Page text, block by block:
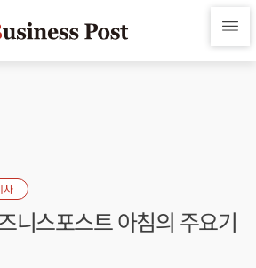
사
니스포스트 아침의 주요기